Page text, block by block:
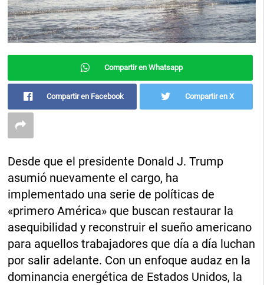
Compartir en Whatsapp
Compartir en Facebook Compartir en X
Desde que el presidente Donald J. Trump
asumió nuevamente el cargo, ha
implementado una serie de políticas de
«primero América» que buscan restaurar la
asequibilidad y reconstruir el sueño americano
para aquellos trabajadores que día a día luchan
por salir adelante. Con un enfoque audaz en la
dominancia energética de Estados Unidos, la